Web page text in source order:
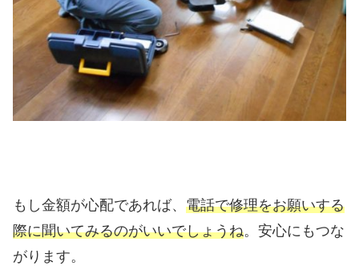
もし金額が心配であれば、 電話で修理をお願いする
際に聞いてみるのがいいでしょうね。安心にもつな
がります。